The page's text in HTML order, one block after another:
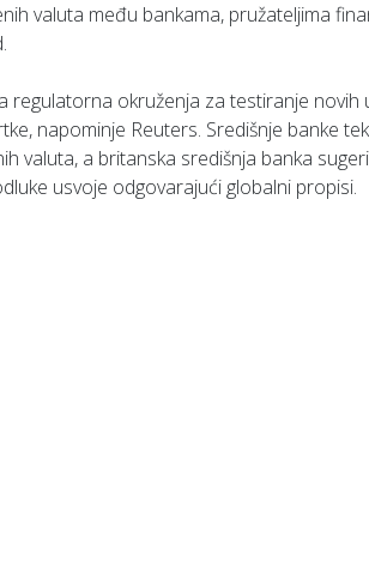
valuta među bankama, pružateljima
regulatorna okruženja za testiranje novih
napominje Reuters. Središnje banke
valuta, a britanska središnja banka
usvoje odgovarajući globalni propisi.